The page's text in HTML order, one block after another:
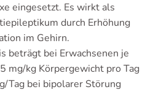
eingesetzt. Es wirkt als
durch Erhöhung
im Gehirn.
beträgt bei Erwachsenen je
mg/kg Körpergewicht pro Tag
Tag bei bipolarer Störung